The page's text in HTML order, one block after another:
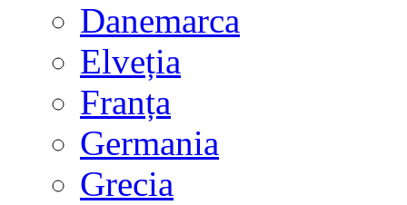
Danemarca
Elveția
Franța
Germania
Grecia